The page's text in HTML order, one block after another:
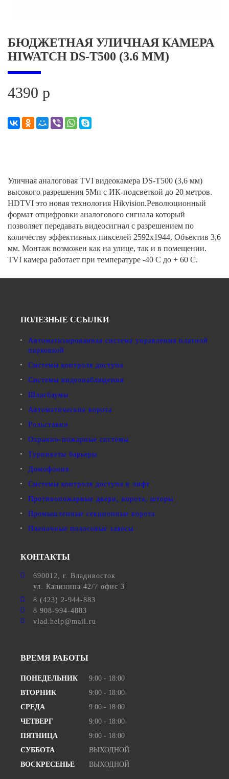
БЮДЖЕТНАЯ УЛИЧНАЯ КАМЕРА
HIWATCH DS-T500 (3.6 MM)
4390 р
Уличная аналоговая TVI видеокамера DS-T500 (3,6 мм)
высокого разрешения 5Мп с ИК-подсветкой до 20 метров.
HDTVI это новая технология Hikvision.Революционный
формат отцифровки аналогового сигнала который
позволяет передавать видеосигнал с разрешением по
количеству эффективных пикселей 2592х1944. Объектив 3,6
мм. Монтаж возможен как на улице, так и в помещении.
TVI камера работает при температуре -40 C до + 60 C.
ПОЛЕЗНЫЕ ССЫЛКИ
Автоматизированная система управления платной
парковкой
Системы контроля доступа
Системы видеонаблюдения
Шлагбаумы
Автоматические ворота
Рольставни
Охранно-пожарные системы
Турникеты барьеры
Домофония
Системы контроля доступа в лифт
Противопожарные двери, ворота, шторы
Промышленные секционные ворота
Пленочные полосовые завесы
КОНТАКТЫ
690012 , г. Владивосток
ул. Калинина 42/7 офис 3
8 (423) 2-944-883
8 908-994-4883
vlad.help@mail.ru
ВРЕМЯ РАБОТЫ
ПОНЕДЕЛЬНИК
9:00 - 18:00
ВТОРНИК
9:00 - 18:00
СРЕДА
9:00 - 18:00
ЧЕТВЕРГ
9:00 - 18:00
ПЯТНИЦА
9:00 - 18:00
СУББОТА
ВЫХОДНОЙ
ВОСКРЕСЕНЬЕ
ВЫХОДНОЙ